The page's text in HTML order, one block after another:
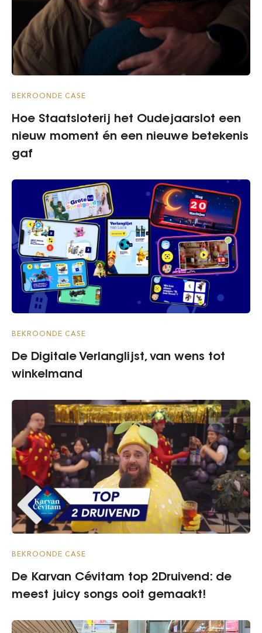
BEKROONDE CASE
Hoe Staatsloterij het Oudejaarslot een
nieuw moment én een nieuwe betekenis
gaf
BEKROONDE CASE
De Digitale Verlanglijst, van wens tot
winkelmand
BEKROONDE CASE
De Karvan Cévitam top 2Druivend: de
meest juicy songs ooit gemaakt!